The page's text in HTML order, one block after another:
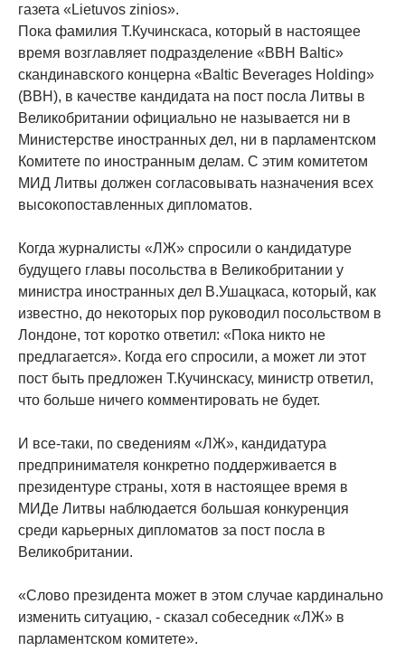
газета «Lietuvos zinios».
Пока фамилия Т.Кучинскаса, который в настоящее
время возглавляет подразделение «ВВН Baltic»
скандинавского концерна «Baltic Beverages Holding»
(ВВН), в качестве кандидата на пост посла Литвы в
Великобритании официально не называется ни в
Министерстве иностранных дел, ни в парламентском
Комитете по иностранным делам. С этим комитетом
МИД Литвы должен согласовывать назначения всех
высокопоставленных дипломатов.
Когда журналисты «ЛЖ» спросили о кандидатуре
будущего главы посольства в Великобритании у
министра иностранных дел В.Ушацкаса, который, как
известно, до некоторых пор руководил посольством в
Лондоне, тот коротко ответил: «Пока никто не
предлагается». Когда его спросили, а может ли этот
пост быть предложен Т.Кучинскасу, министр ответил,
что больше ничего комментировать не будет.
И все-таки, по сведениям «ЛЖ», кандидатура
предпринимателя конкретно поддерживается в
президентуре страны, хотя в настоящее время в
МИДе Литвы наблюдается большая конкуренция
среди карьерных дипломатов за пост посла в
Великобритании.
«Слово президента может в этом случае кардинально
изменить ситуацию, - сказал собеседник «ЛЖ» в
парламентском комитете».